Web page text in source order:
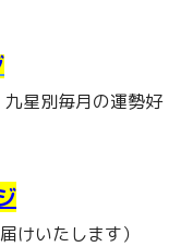
星別毎月の運勢好
けいたします）